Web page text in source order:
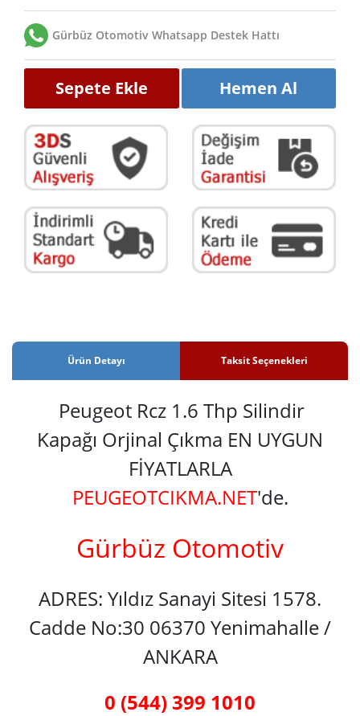
Gürbüz Otomotiv Whatsapp Destek Hattı
Sepete Ekle Hemen Al
Ürün Detayı Taksit Seçenekleri
Peugeot Rcz 1.6 Thp Silindir
Kapağı Orjinal Çıkma EN UYGUN
FİYATLARLA
PEUGEOTCIKMA.NET'de.
Gürbüz Otomotiv
ADRES: Yıldız Sanayi Sitesi 1578.
Cadde No:30 06370 Yenimahalle /
ANKARA
0 (544) 399 1010